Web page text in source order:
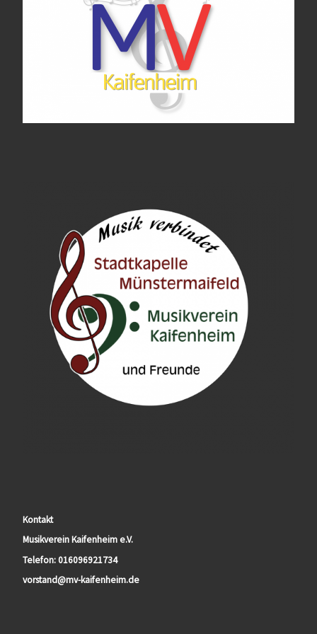
Kontakt
Musikverein Kaifenheim e.V.
Telefon: 016096921734
vorstand@mv-kaifenheim.de